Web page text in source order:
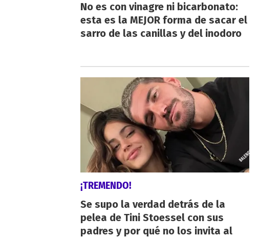
No es con vinagre ni bicarbonato:
esta es la MEJOR forma de sacar el
sarro de las canillas y del inodoro
¡TREMENDO!
Se supo la verdad detrás de la
pelea de Tini Stoessel con sus
padres y por qué no los invita al